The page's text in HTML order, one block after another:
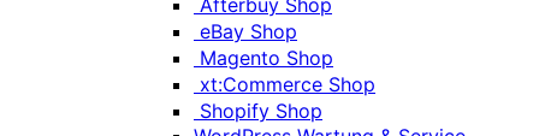
eBay Shop
Magento Shop
xt:Commerce Shop
Shopify Shop
Vor- und Nachname*